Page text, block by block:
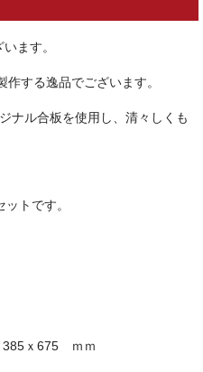
ます。
する逸品でございます。
ナル合板を使用し、清々しくも
トです。
385ｘ675 ｍｍ